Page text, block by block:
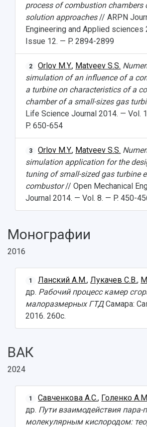
process of combustion chambers
solution approaches// ARPN
Engineering and Applied sciences
Issue 12. — P. 2894-2899
2 Orlov M.Y., Matveev S.S.
simulation of an influence of a
a turbine on characteristics of a
chamber of a small-sizes gas
Life Science Journal 2014. — Vol.
P. 650-654
3 Orlov M.Y., Matveev S.S.
simulation application for the
tuning of small-sized gas turbine
combustor// Open Mechanical
Journal 2014. — Vol. 8. — P. 450-
Монографии
2016
1 Ланский А.М.,Лукачев С.В.,
др. Рабочий процесс камер
малоразмерных ГТДСамара:
2016. 260с.
ВАК
2024
1 Савченкова А.С., Голенко
др. Пути взаимодействия пара-
молекулярным кислородом: